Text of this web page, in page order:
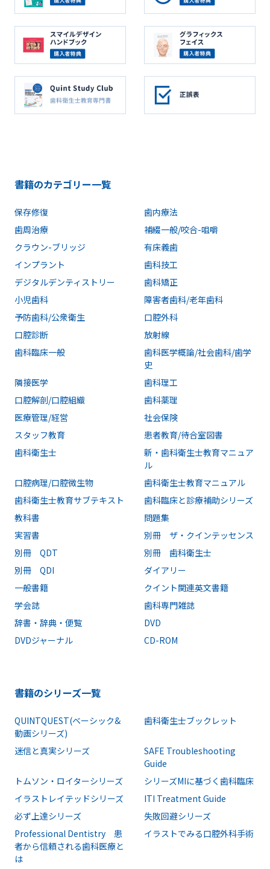
書籍のカテゴリー一覧
保存修復
歯内療法
歯周治療
補綴一般/咬合-咀嚼
クラウン-ブリッジ
有床義歯
インプラント
歯科技工
デジタルデンティストリー
歯科矯正
小児歯科
障害者歯科/老年歯科
予防歯科/公衆衛生
口腔外科
口腔診断
放射線
歯科臨床一般
歯科医学概論/社会歯科/歯学
史
隣接医学
歯科理工
口腔解剖/口腔組織
歯科薬理
医療管理/経営
社会保険
スタッフ教育
患者教育/待合室図書
歯科衛生士
新・歯科衛生士教育マニュア
ル
口腔病理/口腔微生物
歯科衛生士教育マニュアル
歯科衛生士教育サブテキスト
歯科臨床と診療補助シリーズ
教科書
問題集
実習書
別冊 ザ・クインテッセンス
別冊 QDT
別冊 歯科衛生士
別冊 QDI
ダイアリー
一般書籍
クイント関連英文書籍
学会誌
歯科専門雑誌
辞書・辞典・便覧
DVD
DVDジャーナル
CD-ROM
書籍のシリーズ一覧
QUINTQUEST(ベーシック&
動画シリーズ)
歯科衛生士ブックレット
迷信と真実シリーズ
SAFE Troubleshooting
Guide
トムソン・ロイターシリーズ
シリーズMIに基づく歯科臨床
イラストレイテッドシリーズ
ITI Treatment Guide
必ず上達シリーズ
失敗回避シリーズ
Professional Dentistry 患
者から信頼される歯科医療と
は
イラストでみる口腔外科手術